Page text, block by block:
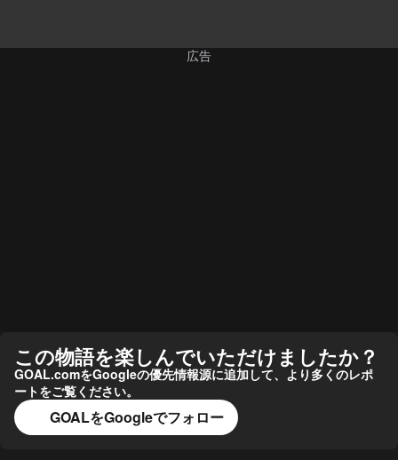
この物語を楽しんでいただけましたか？
GOAL.comをGoogleの優先情報源に追加して、より多くのレポ
ートをご覧ください。
GOALをGoogleでフォロー